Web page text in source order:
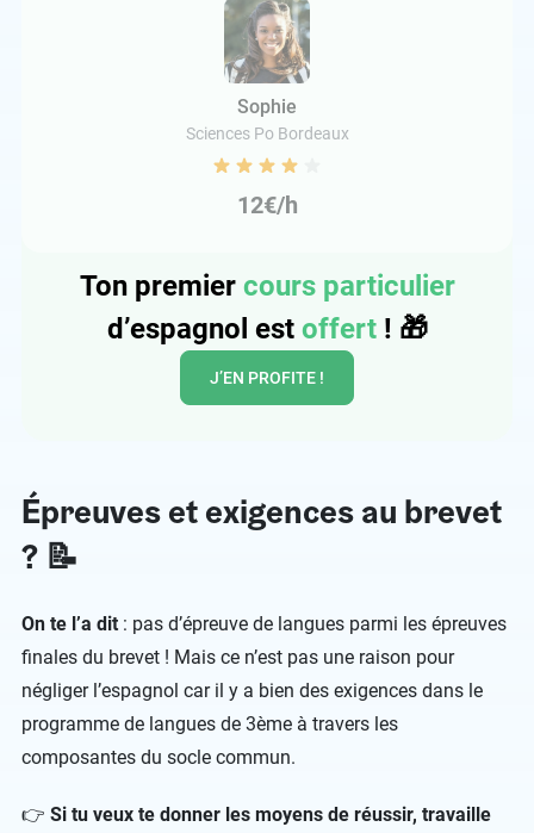
Sophie
Sciences Po Bordeaux
12€/h
Ton premier cours particulier
d’espagnol est offert! 🎁
J’EN PROFITE !
Épreuves et exigences au brevet
? 📝
On te l’a dit : pas d’épreuve de langues parmi les épreuves
finales du brevet ! Mais ce n’est pas une raison pour
négliger l’espagnol car il y a bien des exigences dans le
programme de langues de 3ème à travers les
composantes du socle commun.
👉 Si tu veux te donner les moyens de réussir, travaille